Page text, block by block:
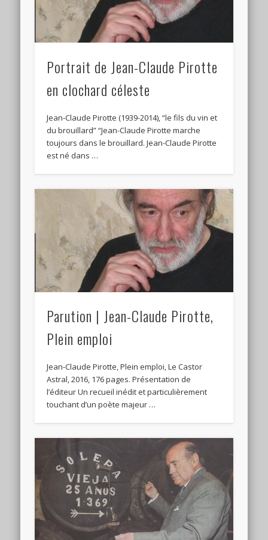
Portrait de Jean-Claude Pirotte
en clochard céleste
Jean-Claude Pirotte (1939-2014), “le fils du vin et
du brouillard” “Jean-Claude Pirotte marche
toujours dans le brouillard. Jean-Claude Pirotte
est né dans …
Parution | Jean-Claude Pirotte,
Plein emploi
Jean-Claude Pirotte, Plein emploi, Le Castor
Astral, 2016, 176 pages. Présentation de
l’éditeur Un recueil inédit et particulièrement
touchant d’un poète majeur …